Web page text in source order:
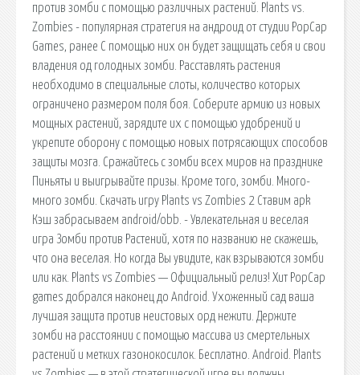
против зомби с помощью различных растений. Plants vs.
Zombies - популярная стратегия на андроид от студии PopCap
Games, ранее С помощью них он будет защищать себя и свои
владения од голодных зомби. Расставлять растения
необходимо в специальные слоты, количество которых
ограничено размером поля боя. Соберите армию из новых
мощных растений, зарядите их с помощью удобрений и
укрепите оборону с помощью новых потрясающих способов
защиты мозга. Сражайтесь с зомби всех миров на празднике
Пиньяты и выигрывайте призы. Кроме того, зомби. Много-
много зомби. Скачать игру Plants vs Zombies 2 Ставим apk
Кэш забрасываем android/obb. - Увлекательная и веселая
игра Зомби против Растений, хотя по названию не скажешь,
что она веселая. Но когда Вы увидите, как взрываются зомби
или как. Plants vs Zombies — Официальный релиз! Хит PopCap
games добрался наконец до Android. Ухоженный сад ваша
лучшая защита против неистовых орд нежити. Держите
зомби на расстоянии с помощью массива из смертельных
растений и метких газонокосилок. Бесплатно. Android. Plants